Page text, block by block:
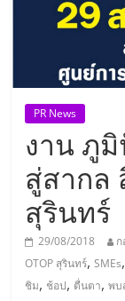
รวม
ธุรกิจ
เอ
ส
PR News
งาน ภู
สู่สากล
สุรินทร์
29/08/2018
OTOP สุรินทร์,SMEs
ชิม, ช้อป, ตื่นตา,พบ